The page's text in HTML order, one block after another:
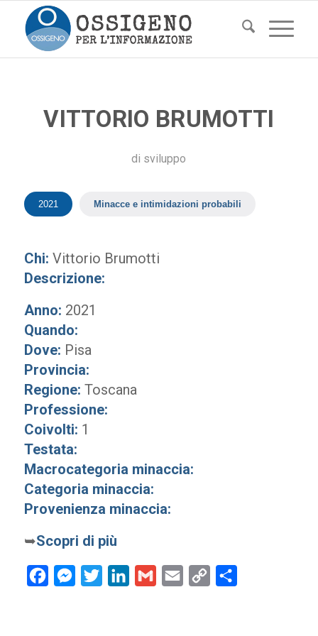
VITTORIO BRUMOTTI
di sviluppo
2021 Minacce e intimidazioni probabili
Chi: Vittorio Brumotti
Descrizione:
Anno: 2021
Quando:
Dove: Pisa
Provincia:
Regione: Toscana
Professione:
Coivolti: 1
Testata:
Macrocategoria minaccia:
Categoria minaccia:
Provenienza minaccia:
➥Scopri di più
FacebookMessenger
Twitter LinkedInGmail Email
Copy